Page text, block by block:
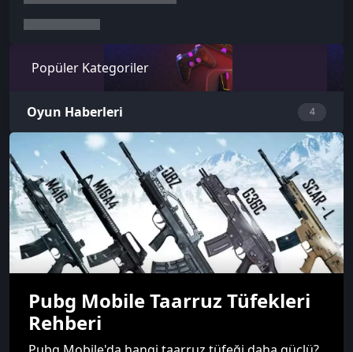
Popüler Kategoriler
Oyun Haberleri 4
Pubg Mobile Taarruz Tüfekleri
Rehberi